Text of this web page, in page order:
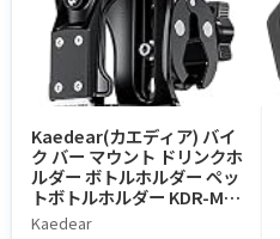
Kaedear(カエディア) バイ
ク バー マウント ドリンクホ
ルダー ボトルホルダー ペッ
トボトルホルダー KDR-M21
-3 (ちょうネジ)
Kaedear